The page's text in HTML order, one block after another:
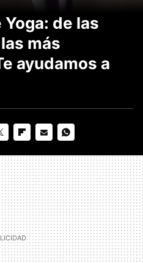
de las
más
ayudamos a
MAIL